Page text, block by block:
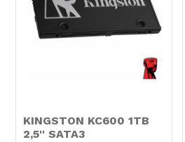
KINGSTON KC600 1TB
2,5'' SATA3